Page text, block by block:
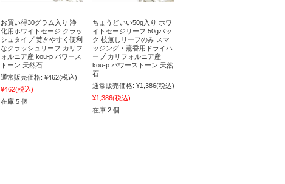
お買い得30グラム入り 浄
化用ホワイトセージ クラッ
シュタイプ 焚きやすく便利
なクラッシュリーフ カリフ
ォルニア産 kou-p パワース
トーン 天然石
通常販売価格: ¥462(税込)
¥462(税込)
在庫 5 個
ちょうどいい50g入り ホワ
イトセージリーフ 50gパッ
ク 枝無しリーフのみ スマ
ッジング・薫香用ドライハ
ーブ カリフォルニア産
kou-p パワーストーン 天然
石
通常販売価格: ¥1,386(税込)
¥1,386(税込)
在庫 2 個